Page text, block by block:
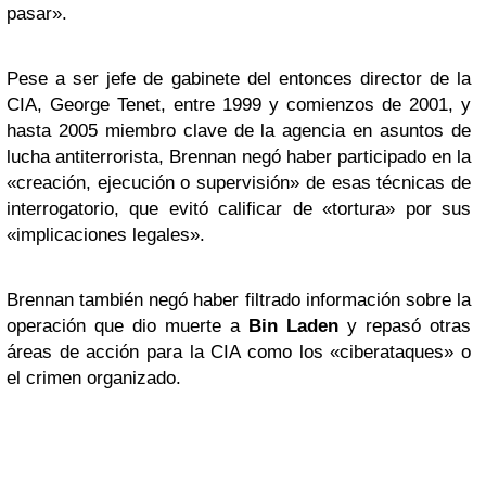
pasar».
Pese a ser jefe de gabinete del entonces director de la
CIA, George Tenet, entre 1999 y comienzos de 2001, y
hasta 2005 miembro clave de la agencia en asuntos de
lucha antiterrorista, Brennan negó haber participado en la
«creación, ejecución o supervisión» de esas técnicas de
interrogatorio, que evitó calificar de «tortura» por sus
«implicaciones legales».
Brennan también negó haber filtrado información sobre la
operación que dio muerte a Bin Laden y repasó otras
áreas de acción para la CIA como los «ciberataques» o
el crimen organizado.